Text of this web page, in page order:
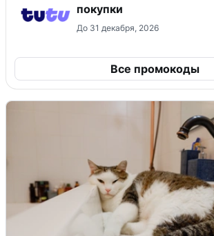
покупки
До 31 декабря, 2026
Все промокоды